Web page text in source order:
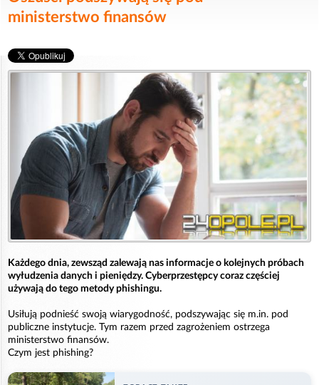
ministerstwo finansów
Każdego dnia, zewsząd zalewają nas informacje o kolejnych próbach
wyłudzenia danych i pieniędzy. Cyberprzestępcy coraz częściej
używają do tego metody phishingu.
Usiłują podnieść swoją wiarygodność, podszywając się m.in. pod
publiczne instytucje. Tym razem przed zagrożeniem ostrzega
ministerstwo finansów.
Czym jest phishing?